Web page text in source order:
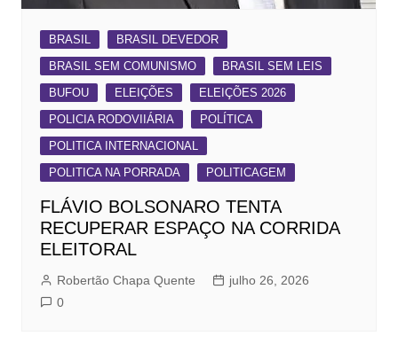
BRASIL
BRASIL DEVEDOR
BRASIL SEM COMUNISMO
BRASIL SEM LEIS
BUFOU
ELEIÇÕES
ELEIÇÕES 2026
POLICIA RODOVIIÁRIA
POLÍTICA
POLITICA INTERNACIONAL
POLITICA NA PORRADA
POLITICAGEM
FLÁVIO BOLSONARO TENTA
RECUPERAR ESPAÇO NA CORRIDA
ELEITORAL
Robertão Chapa Quente
julho 26, 2026
0